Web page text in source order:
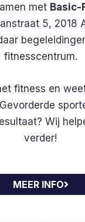
met Basic-
5, 2018
fitnesscentrum.
fitness en
Wij
verder!
MEER INFO